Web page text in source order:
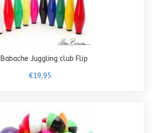
Juggling club Flip
€19,95